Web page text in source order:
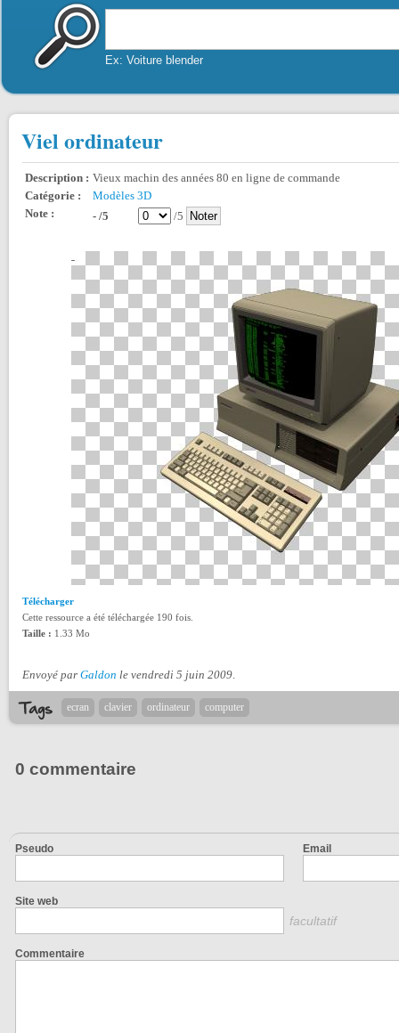
Ex: Voiture blender
Viel ordinateur
Description : Vieux machin des années 80 en ligne de commande
Catégorie :
Modèles 3D
Note :
- /5 /5
Télécharger
Cette ressource a été téléchargée 190 fois.
Taille : 1.33 Mo
Envoyé par Galdon le vendredi 5 juin 2009.
ecran clavier ordinateur computer
0 commentaire
Pseudo Email
Site web
facultatif
Commentaire